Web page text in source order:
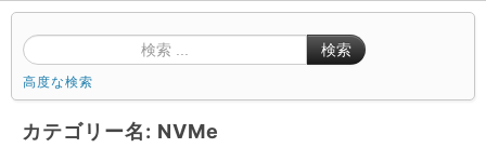
検索
高度な検索
カテゴリー名: NVMe